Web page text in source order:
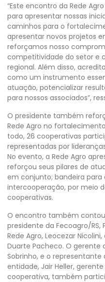
“Este encontro da Rede
para apresentar nossas
caminhos para o
apresentar novos projetos
reforçamos nosso
competitividade do setor e
regional. Além disso,
como um instrumento
atuação, potencializar
para nossos associados”,
O presidente também
Rede Agro no
todo, 26 cooperativas
representadas por
No evento, a Rede Agro
reforçou seus pilares de
em conjunto; bandeira
intercooperação, por meio
cooperativas.
O encontro também
presidente da Fecoagro/RS,
Rede Agro, Leocezar
Duarte Pacheco. O gerente
Sobrinho, e o representante
entidade, Jair Heller,
cooperativa, também